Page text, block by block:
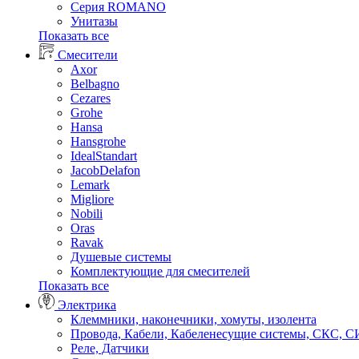
Серия ROMANO
Унитазы
Показать все
Смесители
Axor
Belbagno
Cezares
Grohe
Hansa
Hansgrohe
IdealStandart
JacobDelafon
Lemark
Migliore
Nobili
Oras
Ravak
Душевые системы
Комплектующие для смесителей
Показать все
Электрика
Клеммники, наконечники, хомуты, изолента
Провода, Кабели, Кабеленесущие системы, СКС,
Реле, Датчики